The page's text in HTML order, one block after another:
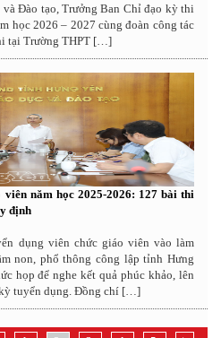
Đào tạo, Trưởng Ban Chỉ đạo kỳ thi
học 2026 – 2027 cùng đoàn công tác
tại Trường THPT […]
năm học 2025-2026: 127 bài thi
định
dụng viên chức giáo viên vào làm
non, phổ thông công lập tỉnh Hưng
họp để nghe kết quả phúc khảo, lên
tuyển dụng. Đồng chí […]